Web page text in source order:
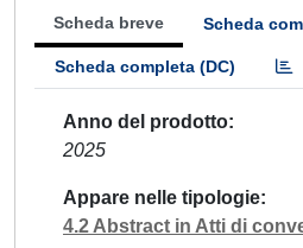
Scheda breve Scheda
Scheda completa (DC)
Anno del prodotto
2025
Appare nelle tipologie
4.2 Abstract in Atti di